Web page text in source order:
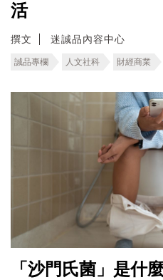
活
撰文 迷誠品內容中心
誠品專欄 人文社科 財經商業
「沙門氏菌」是什